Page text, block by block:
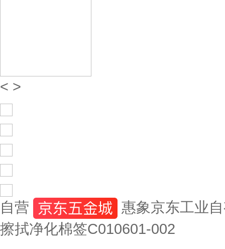
< >
自营
惠象京东工业
擦拭净化棉签C010601-002